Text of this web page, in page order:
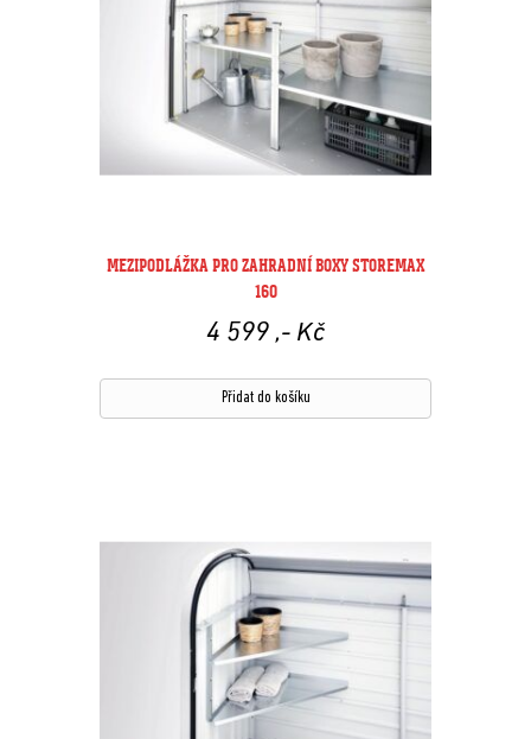
MEZIPODLÁŽKA PRO ZAHRADNÍ BOXY STOREMAX
160
4 599 ,- Kč
Přidat do košíku